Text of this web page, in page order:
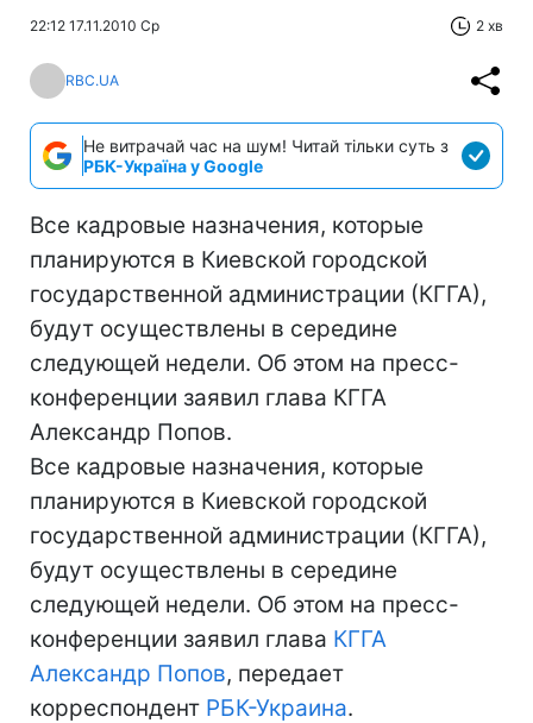
22:12 17.11.2010 Ср 2 хв
RBC.UA
Не витрачай час на шум! Читай тільки суть з
РБК-Україна у Google
Все кадровые назначения, которые
планируются в Киевской городской
государственной администрации (КГГА),
будут осуществлены в середине
следующей недели. Об этом на пресс-
конференции заявил глава КГГА
Александр Попов.
Все кадровые назначения, которые
планируются в Киевской городской
государственной администрации (КГГА),
будут осуществлены в середине
следующей недели. Об этом на пресс-
конференции заявил глава КГГА
Александр Попов, передает
корреспондент РБК-Украина.